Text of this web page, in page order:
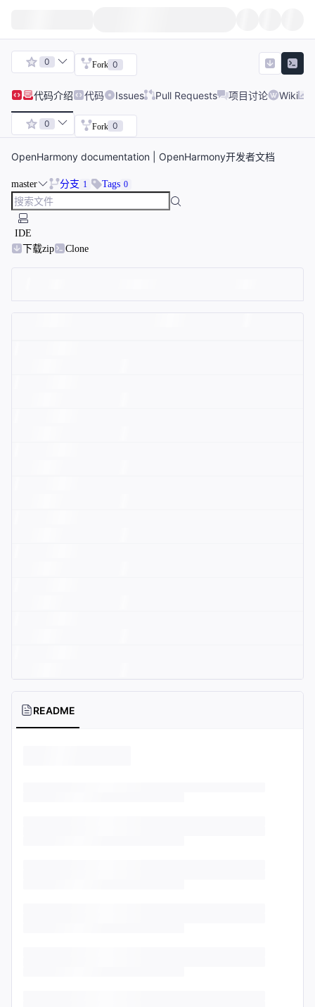
0 Fork 0
代码介绍 代码 Issues Pull Requests 项目讨论 Wiki
0 Fork 0
OpenHarmony documentation | OpenHarmony开发者文档
master 分支 1 Tags 0
IDE
下载zip
Clone
README